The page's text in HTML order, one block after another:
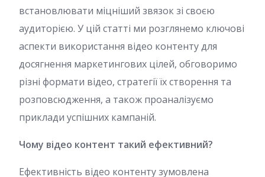
встановлювати міцніший звязок зі своєю
аудиторією. У цій статті ми розглянемо ключові
аспекти використання відео контенту для
досягнення маркетингових цілей, обговоримо
різні формати відео, стратегії їх створення та
розповсюдження, а також проаналізуємо
приклади успішних кампаній.
Чому відео контент такий ефективний?
Ефективність відео контенту зумовлена